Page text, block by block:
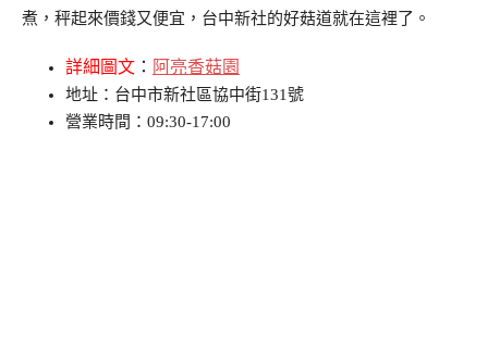
煮，秤起來價錢又便宜，台中新社的好菇道就在這裡了。
詳細圖文 ： 阿亮香菇園
地址：台中市新社區協中街131號
營業時間：09:30-17:00